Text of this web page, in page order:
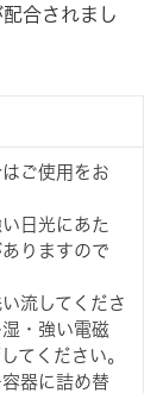
配合されまし
ご使用をお
日光にあた
りますので
流してくださ
・強い電磁
てください。
器に詰め替